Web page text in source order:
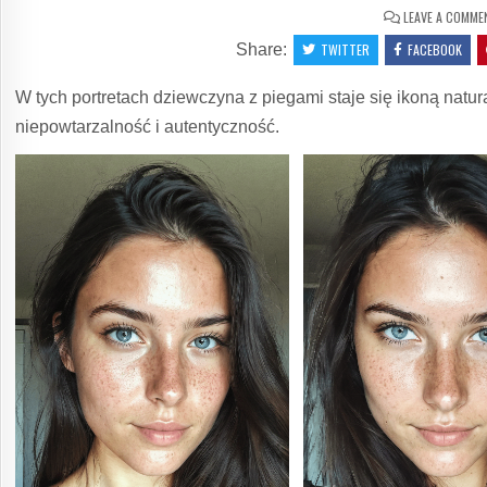
LEAVE A
0
34
0
SHARE
Share:
TWITTER FACEBOOK
W tych portretach dziewczyna z piegami staje się ikoną
niepowtarzalność i autentyczność.